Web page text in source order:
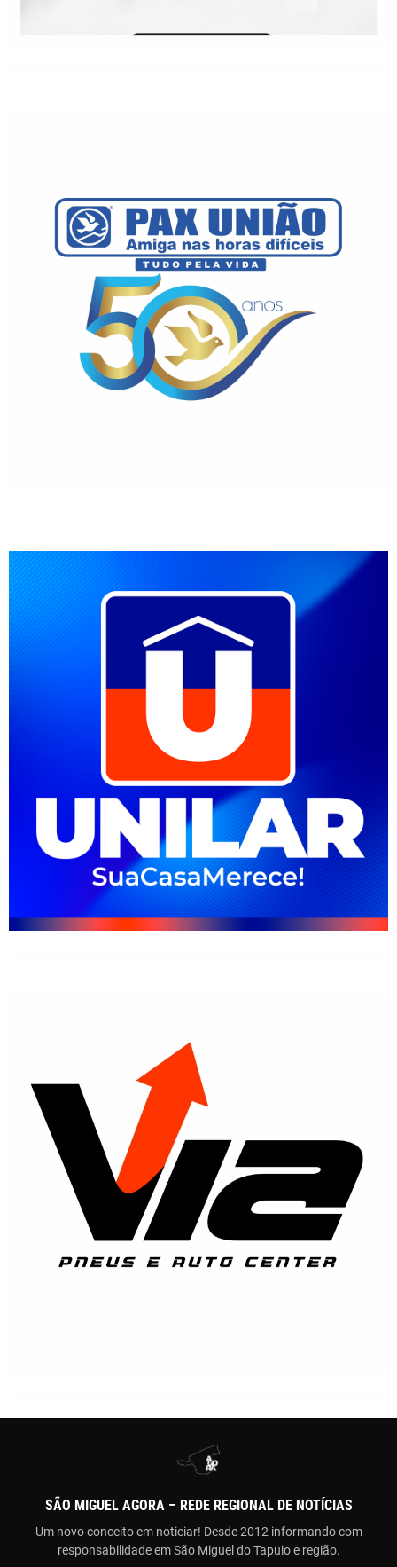
SÃO MIGUEL AGORA – REDE REGIONAL DE NOTÍCIAS
Um novo conceito em noticiar! Desde 2012 informando com
responsabilidade em São Miguel do Tapuio e região.